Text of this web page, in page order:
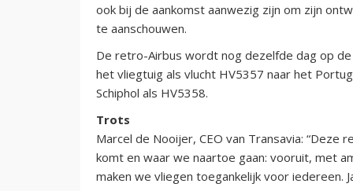
ook bij de aankomst aanwezig zijn om zijn
te aanschouwen.
De retro-Airbus wordt nog dezelfde dag op
het vliegtuig als vlucht HV5357 naar het
Schiphol als HV5358.
Trots
Marcel de Nooijer, CEO van Transavia:
komt en waar we naartoe gaan: vooruit, met
maken we vliegen toegankelijk voor iedereen.